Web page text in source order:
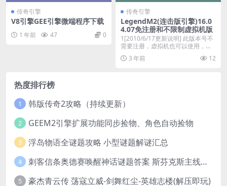
传奇引擎
V8引擎GEE引擎微端程序下载
1 年前 47 0
传奇引擎
LegendM2(连击版引擎)16.0
4.07免注册和不限制虚拟机版
1[2010/6/17更新说明] 此版本号不
需要注册，虚拟机也可以使用，非
常的方...
3 年前 12
热度排行榜
1 韩版传奇2攻略（持续更新）
2 GEEM2引擎扩展功能同步捡物、角色自动捡物
3 浮岛物语全谜题攻略 小型谜题解谜汇总
4 刺客信条奥德赛唤醒神话谜题答案 斯芬克斯主线攻略
5 豪杰青云传 荡寇立威-剑舞红尘-英雄志楼(解压即玩)